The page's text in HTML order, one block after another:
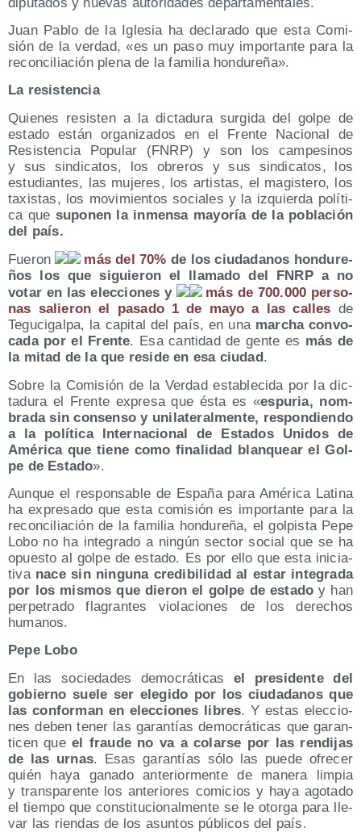
Juan Pablo de la Igle­sia ha decla­ra­do que esta Comi­
sión de la ver­dad, «es un paso muy impor­tan­te para la
recon­ci­lia­ción ple­na de la fami­lia hondureña».
La resis­ten­cia
Quie­nes resis­ten a la dic­ta­du­ra sur­gi­da del gol­pe de
esta­do están orga­ni­za­dos en el Fren­te Nacio­nal de
Resis­ten­cia Popu­lar (FNRP) y son los cam­pe­si­nos
y sus sin­di­ca­tos, los obre­ros y sus sin­di­ca­tos, los
estu­dian­tes, las muje­res, los artis­tas, el magis­te­ro, los
taxis­tas, los movi­mien­tos socia­les y la izquier­da polí­ti­
ca que supo­nen la inmen­sa mayo­ría de la pobla­ción
del país.
Fue­ron
más del 70% de los ciu­da­da­nos hon­du­re­
ños los que siguie­ron el lla­ma­do del FNRP a no
votar en las elec­cio­nes y
más de 700.000 per­so­
nas salie­ron el pasa­do 1 de mayo a las calles de
Tegu­ci­gal­pa, la capi­tal del país, en una mar­cha con­vo­
ca­da por el Fren­te. Esa can­ti­dad de gen­te es más de
la mitad de la que resi­de en esa ciu­dad.
Sobre la Comi­sión de la Ver­dad esta­ble­ci­da por la dic­
ta­du­ra el Fren­te expre­sa que ésta es «espu­ria, nom­
bra­da sin con­sen­so y uni­la­te­ral­men­te, res­pon­dien­do
a la polí­ti­ca Inter­na­cio­nal de Esta­dos Uni­dos de
Amé­ri­ca que tie­ne como fina­li­dad blan­quear el Gol­
pe de Esta­do».
Aun­que el res­pon­sa­ble de Espa­ña para Amé­ri­ca Lati­na
ha expre­sa­do que esta comi­sión es impor­tan­te para la
recon­ci­lia­ción de la fami­lia hon­du­re­ña, el gol­pis­ta Pepe
Lobo no ha inte­gra­do a nin­gún sec­tor social que se ha
opues­to al gol­pe de esta­do. Es por ello que esta ini­cia­
ti­va nace sin nin­gu­na cre­di­bi­li­dad al estar inte­gra­da
por los mis­mos que die­ron el gol­pe de esta­do y han
per­pe­tra­do fla­gran­tes vio­la­cio­nes de los dere­chos
humanos.
Pepe Lobo
En las socie­da­des demo­crá­ti­cas el pre­si­den­te del
gobierno sue­le ser ele­gi­do por los ciu­da­da­nos que
las con­for­man en elec­cio­nes libres. Y estas elec­cio­
nes deben tener las garan­tías demo­crá­ti­cas que garan­
ti­cen queel frau­de no va a colar­se por las ren­di­jas
de las urnas. Esas garan­tías sólo las pue­de ofre­cer
quién haya gana­do ante­rior­men­te de mane­ra lim­pia
y trans­pa­ren­te los ante­rio­res comi­cios y haya ago­ta­do
el tiem­po que cons­ti­tu­cio­nal­men­te se le otor­ga para lle­
var las rien­das de los asun­tos públi­cos del país.